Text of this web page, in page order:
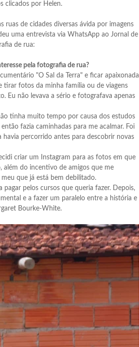
clicados por Helen.
ruas de cidades diversas ávida por imagens
uma entrevista via WhatsApp ao Jornal de
de rua:
pela fotografia de rua?
"O Sal da Terra" e ficar apaixonada
tirar fotos da minha família ou de viagens
Eu não levava a sério e fotografava apenas
tinha muito tempo por causa dos estudos
fazia caminhadas para me acalmar. Foi
percorrido antes para descobrir novas
criar um Instagram para as fotos em que
do incentivo de amigos que me
que já está bem debilitado.
pelos cursos que queria fazer. Depois,
e a fazer um paralelo entre a história e
Bourke-White.